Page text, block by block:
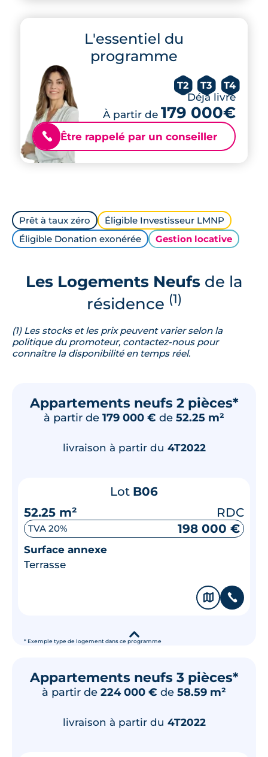
L'essentiel du
programme
T2 T3 T4
Déjà livré
À partir de 179 000€
📞 Être rappelé par un conseiller
Prêt à taux zéro
Éligible Investisseur LMNP
Éligible Donation exonérée
Gestion locative
Les Logements Neufsde la
résidence (1)
(1) Les stocks et les prix peuvent varier selon la
politique du promoteur, contactez-nous pour
connaître la disponibilité en temps réel.
Appartements neufs 2 pièces*
à partir de 179 000 € de 52.25 m²
* Exemple type de logement dans ce programme
livraison à partir du 4T2022
Lot B06
52.25 m²
RDC
TVA 20% 198 000 €
Surface annexe
Terrasse
🗞 📞
▾
Appartements neufs 3 pièces*
à partir de 224 000 € de 58.59 m²
livraison à partir du 4T2022